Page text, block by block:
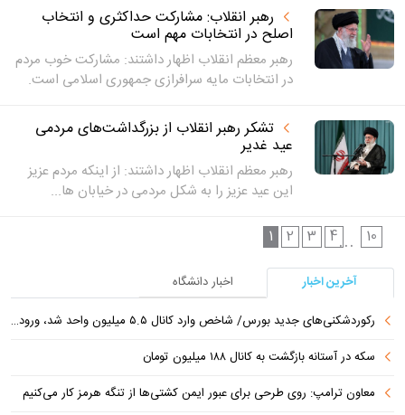
رهبر انقلاب: مشارکت حداکثری و انتخاب
اصلح در انتخابات مهم است
رهبر معظم انقلاب اظهار داشتند: مشارکت خوب مردم
در انتخابات مایه سرافرازی جمهوری اسلامی است.
تشکر رهبر انقلاب از بزرگداشت‌های مردمی
عید غدیر
رهبر معظم انقلاب اظهار داشتند: از اینکه مردم عزیز
این عید عزیز را به شکل مردمی در خیابان ها...
1
2 3 4... 10
آخرین اخبار
اخبار دانشگاه
رکوردشکنی‌های جدید بورس/ شاخص وارد کانال ۵.۵ میلیون واحد شد، ورود ۹ همت پول حقیقی
سکه در آستانه بازگشت به کانال ۱۸۸ میلیون تومان
معاون ترامپ: روی طرحی برای عبور ایمن کشتی‌ها از تنگه هرمز کار می‌کنیم